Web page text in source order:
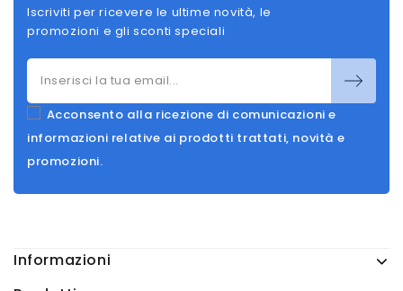
Iscriviti per ricevere le ultime novità, le
promozioni e gli sconti speciali
Acconsento alla ricezione di comunicazioni e
informazioni relative ai prodotti trattati, novità e
promozioni.
Informazioni